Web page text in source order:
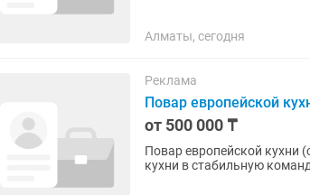
Алматы, сегодня
Реклама
Повар европейской
от 500 000 ₸
Повар европейской кухни (с переездом в
кухни в стабильную